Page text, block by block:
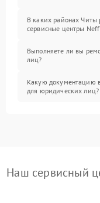
В каких районах Читы
сервисные центры
Выполняете ли вы
лиц?
Какую документацию
для юридических лиц?
Наш сервисный